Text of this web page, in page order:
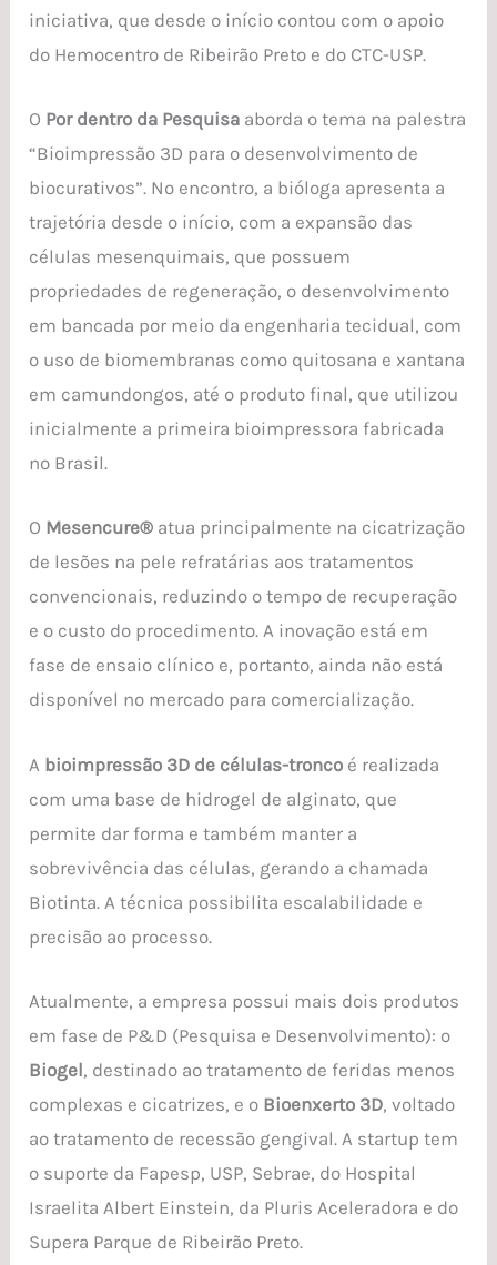
iniciativa, que desde o início contou com o apoio
do Hemocentro de Ribeirão Preto e do CTC-USP.
O Por dentro da Pesquisa aborda o tema na palestra
“Bioimpressão 3D para o desenvolvimento de
biocurativos”. No encontro, a bióloga apresenta a
trajetória desde o início, com a expansão das
células mesenquimais, que possuem
propriedades de regeneração, o desenvolvimento
em bancada por meio da engenharia tecidual, com
o uso de biomembranas como quitosana e xantana
em camundongos, até o produto final, que utilizou
inicialmente a primeira bioimpressora fabricada
no Brasil.
O Mesencure® atua principalmente na cicatrização
de lesões na pele refratárias aos tratamentos
convencionais, reduzindo o tempo de recuperação
e o custo do procedimento. A inovação está em
fase de ensaio clínico e, portanto, ainda não está
disponível no mercado para comercialização.
A bioimpressão 3D de células-tronco é realizada
com uma base de hidrogel de alginato, que
permite dar forma e também manter a
sobrevivência das células, gerando a chamada
Biotinta. A técnica possibilita escalabilidade e
precisão ao processo.
Atualmente, a empresa possui mais dois produtos
em fase de P&D (Pesquisa e Desenvolvimento): o
Biogel, destinado ao tratamento de feridas menos
complexas e cicatrizes, e o Bioenxerto 3D, voltado
ao tratamento de recessão gengival. A startup tem
o suporte da Fapesp, USP, Sebrae, do Hospital
Israelita Albert Einstein, da Pluris Aceleradora e do
Supera Parque de Ribeirão Preto.